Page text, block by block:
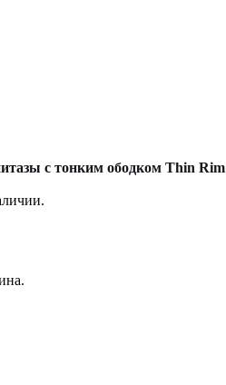
с тонким ободком Thin Rim